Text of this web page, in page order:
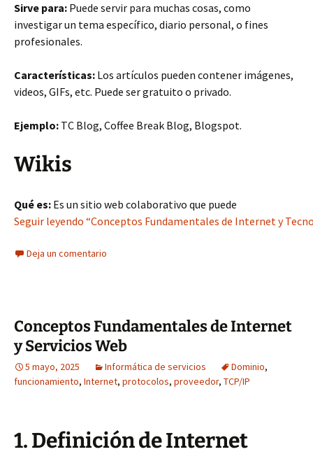
Sirve para: Puede servir para muchas cosas, como
investigar un tema específico, diario personal, o fines
profesionales.
Características: Los artículos pueden contener imágenes,
videos, GIFs, etc. Puede ser gratuito o privado.
Ejemplo: TC Blog, Coffee Break Blog, Blogspot.
Wikis
Qué es: Es un sitio web colaborativo que puede
Seguir leyendo “Conceptos Fundamentales de Internet y
Deja un comentario
Conceptos Fundamentales de Internet
y Servicios Web
5 mayo, 2025 Informática de servicios Dominio,
funcionamiento, Internet, protocolos, proveedor, TCP/IP
1. Definición de Internet